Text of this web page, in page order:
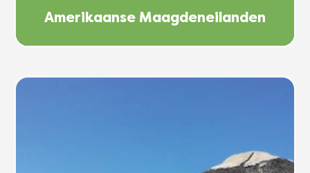
Amerikaanse Maagdeneilanden